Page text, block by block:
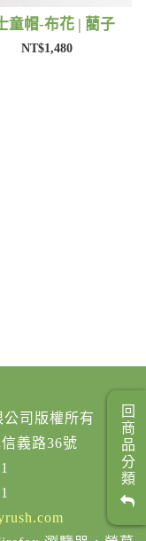
童帽-布花 | 藺子
NT$1,480
司版權所有
義路36號
回商品分類